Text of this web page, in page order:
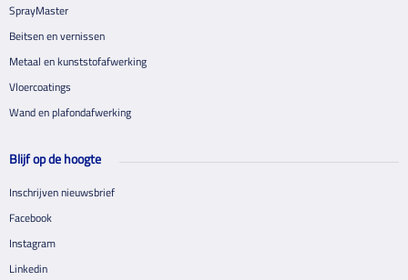
SprayMaster
Beitsen en vernissen
Metaal en kunststofafwerking
Vloercoatings
Wand en plafondafwerking
Blijf op de hoogte
Inschrijven nieuwsbrief
Facebook
Instagram
Linkedin